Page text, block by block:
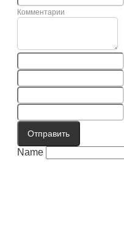
Комментарии
Отправить
Name